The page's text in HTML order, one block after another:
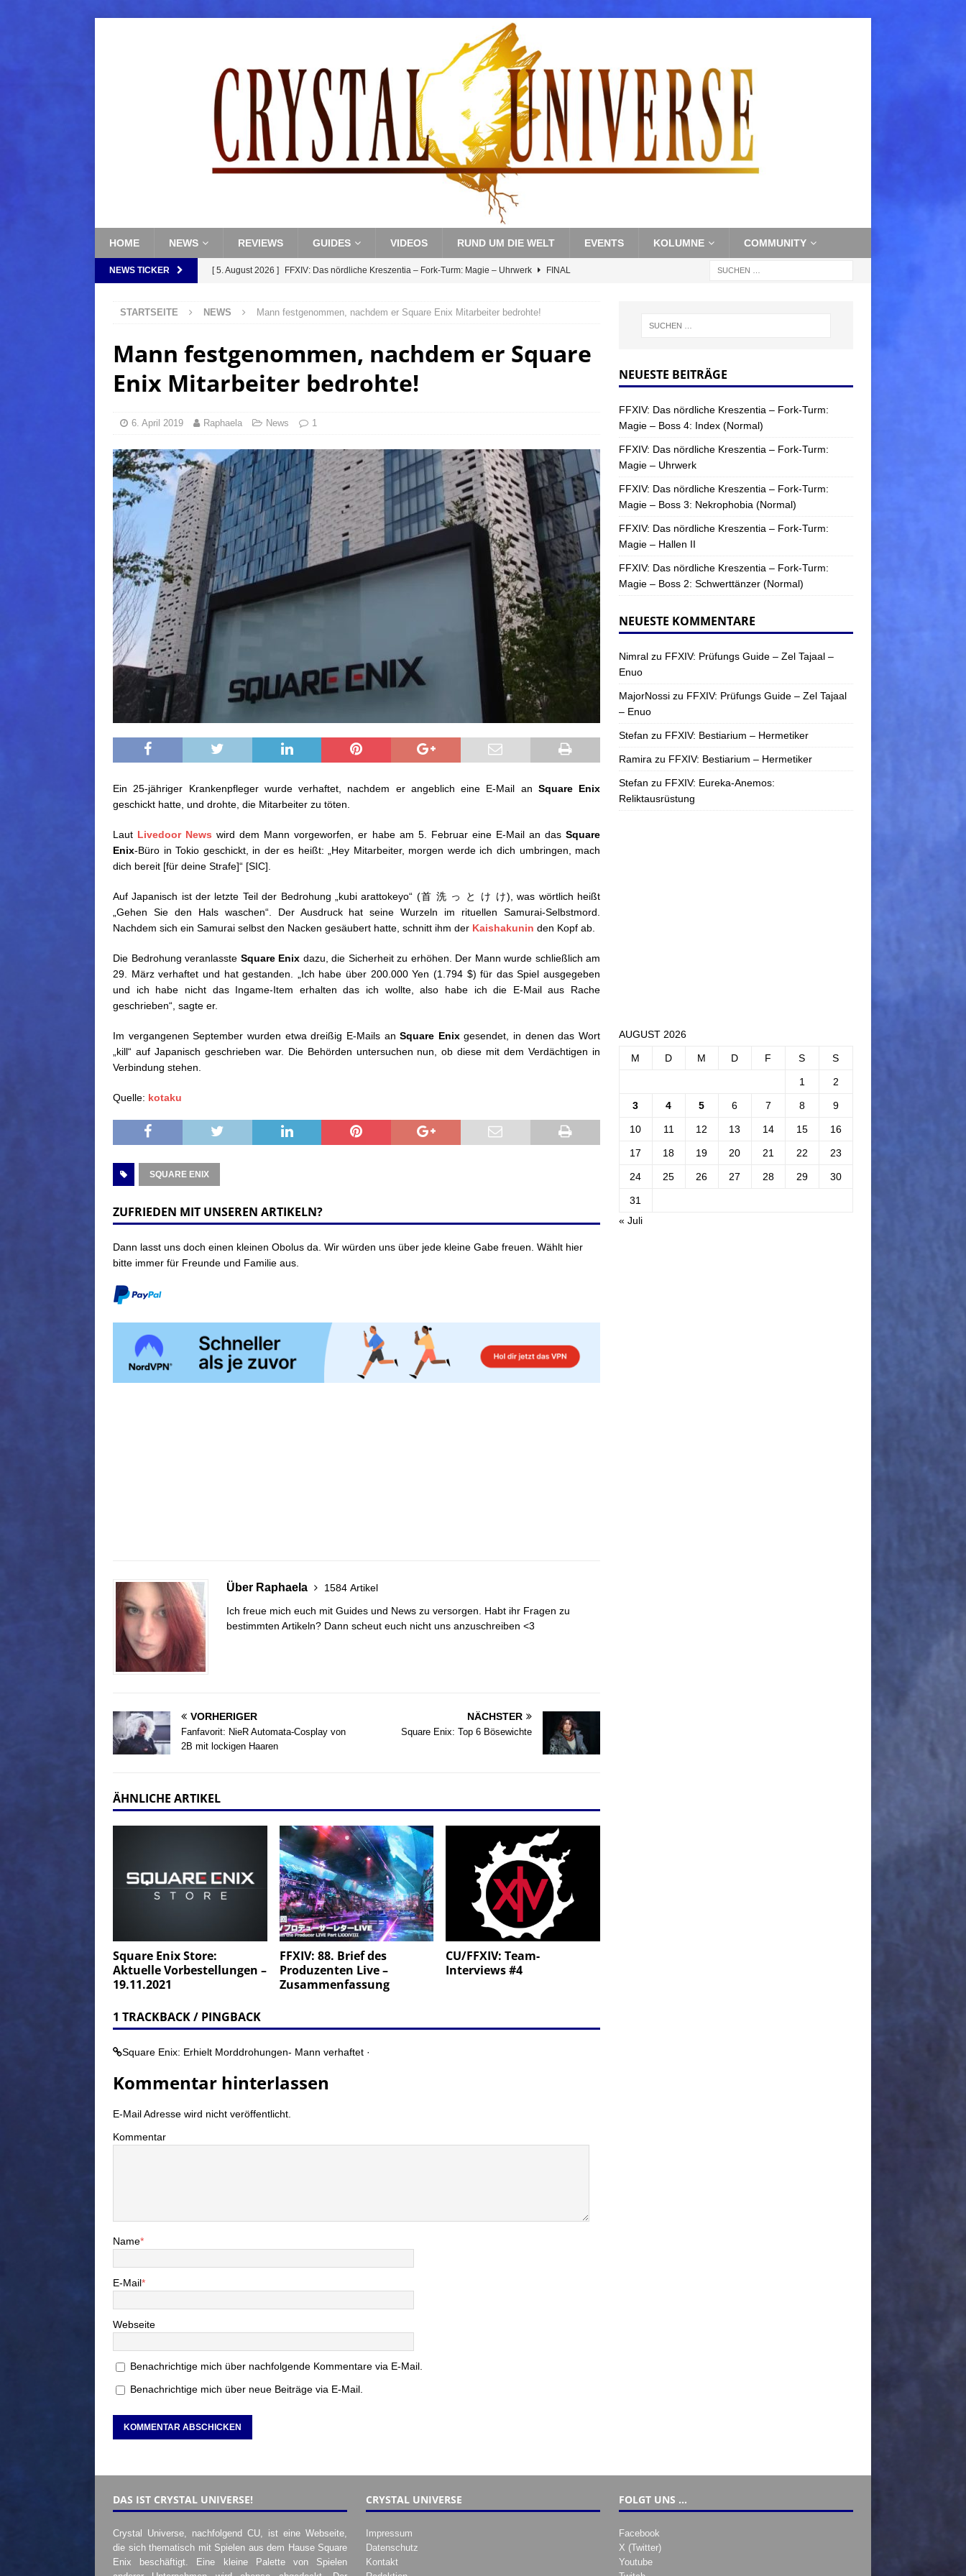
HOME NEWS REVIEWS GUIDES VIDEOS RUND UM DIE WELT EVENTS KOLUMNE COMMUNITY
NEWS TICKER [ 5. August 2026 ] FFXIV: Das nördliche Kreszentia – Fork-Turm: Magie – Uhrwerk FINAL
FFXIV: Das nördliche Kreszentia – Fork-Turm: Magie – Boss 3: Nekrophobia
[ 5. August 2026 ] FFXIV: Das nördliche Kreszentia – Fork-Turm: Magie – Hallen II
FANTASY
[ 5. August 2026 ] FFXIV: Das nördliche Kreszentia – Fork-Turm: Magie – Boss 2: Schwerttänzer
[ 5. August 2026 ] FFXIV: Das nördliche Kreszentia – Fork-Turm: Magie – Boss 4: Index (Normal)
FINAL FANTASY
STARTSEITE NEWS Mann festgenommen, nachdem er Square Enix Mitarbeiter bedrohte!
Mann festgenommen, nachdem er Square
Enix Mitarbeiter bedrohte!
6. April 2019 Raphaela News 1
Ein 25-jähriger Krankenpfleger wurde verhaftet, nachdem er angeblich eine E-Mail an Square Enix
geschickt hatte, und drohte, die Mitarbeiter zu töten.
Laut Livedoor News wird dem Mann vorgeworfen, er habe am 5. Februar eine E-Mail an dasSquare
Enix-Büro in Tokio geschickt, in der es heißt: „Hey Mitarbeiter, morgen werde ich dich umbringen, mach
dich bereit [für deine Strafe]“ [SIC].
Auf Japanisch ist der letzte Teil der Bedrohung „kubi arattokeyo“ (首 洗 っ と け け), was wörtlich heißt
„Gehen Sie den Hals waschen“. Der Ausdruck hat seine Wurzeln im rituellen Samurai-Selbstmord.
Nachdem sich ein Samurai selbst den Nacken gesäubert hatte, schnitt ihm der Kaishakunin den Kopf ab.
Die Bedrohung veranlasste Square Enix dazu, die Sicherheit zu erhöhen. Der Mann wurde schließlich am
29. März verhaftet und hat gestanden. „Ich habe über 200.000 Yen (1.794 $) für das Spiel ausgegeben
und ich habe nicht das Ingame-Item erhalten das ich wollte, also habe ich die E-Mail aus Rache
geschrieben“, sagte er.
Im vergangenen September wurden etwa dreißig E-Mails anSquare Enixgesendet, in denen das Wort
„kill“ auf Japanisch geschrieben war. Die Behörden untersuchen nun, ob diese mit dem Verdächtigen in
Verbindung stehen.
Quelle: kotaku
SQUARE ENIX
ZUFRIEDEN MIT UNSEREN ARTIKELN?
Dann lasst uns doch einen kleinen Obolus da. Wir würden uns über jede kleine Gabe freuen. Wählt hier
bitte immer für Freunde und Familie aus.
Über Raphaela
1584 Artikel
Ich freue mich euch mit Guides und News zu versorgen. Habt ihr Fragen zu
bestimmten Artikeln? Dann scheut euch nicht uns anzuschreiben <3
VORHERIGER
Fanfavorit: NieR Automata-Cosplay von
2B mit lockigen Haaren
NÄCHSTER
Square Enix: Top 6 Bösewichte
ÄHNLICHE ARTIKEL
Square Enix Store:
Aktuelle Vorbestellungen –
19.11.2021
FFXIV: 88. Brief des
Produzenten Live –
Zusammenfassung
CU/FFXIV: Team-
Interviews #4
1 TRACKBACK / PINGBACK
Square Enix: Erhielt Morddrohungen- Mann verhaftet ·
Kommentar hinterlassen
E-Mail Adresse wird nicht veröffentlicht.
Kommentar
Name*
E-Mail*
Webseite
Benachrichtige mich über nachfolgende Kommentare via E-Mail.
Benachrichtige mich über neue Beiträge via E-Mail.
NEUESTE BEITRÄGE
FFXIV: Das nördliche Kreszentia – Fork-Turm:
Magie – Boss 4: Index (Normal)
FFXIV: Das nördliche Kreszentia – Fork-Turm:
Magie – Uhrwerk
FFXIV: Das nördliche Kreszentia – Fork-Turm:
Magie – Boss 3: Nekrophobia (Normal)
FFXIV: Das nördliche Kreszentia – Fork-Turm:
Magie – Hallen II
FFXIV: Das nördliche Kreszentia – Fork-Turm:
Magie – Boss 2: Schwerttänzer (Normal)
NEUESTE KOMMENTARE
Nimralzu FFXIV: Prüfungs Guide – Zel Tajaal –
Enuo
MajorNossizu FFXIV: Prüfungs Guide – Zel Tajaal
– Enuo
Stefan zu FFXIV: Bestiarium – Hermetiker
Ramira zu FFXIV: Bestiarium – Hermetiker
Stefan zu FFXIV: Eureka-Anemos:
Reliktausrüstung
AUGUST 2026
M D M D F S S
1 2
3 4 5 6 7 8 9
10 11 12 13 14 15 16
17 18 19 20 21 22 23
24 25 26 27 28 29 30
31
« Juli
DAS IST CRYSTAL UNIVERSE!
Crystal Universe, nachfolgend CU, ist eine Webseite,
die sich thematisch mit Spielen aus dem Hause Square
Enix beschäftigt. Eine kleine Palette von Spielen
CRYSTAL UNIVERSE
Impressum
Datenschutz
Kontakt
FOLGT UNS …
Facebook
X (Twitter)
Youtube